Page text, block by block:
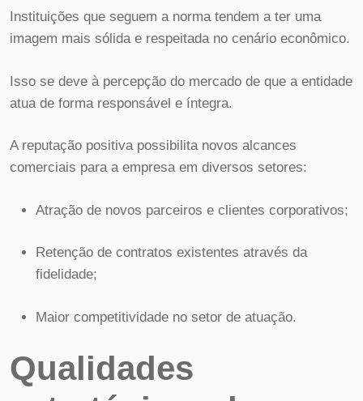
Instituições que seguem a norma tendem a ter uma
imagem mais sólida e respeitada no cenário econômico.
Isso se deve à percepção do mercado de que a entidade
atua de forma responsável e íntegra.
A reputação positiva possibilita novos alcances
comerciais para a empresa em diversos setores:
Atração de novos parceiros e clientes corporativos;
Retenção de contratos existentes através da
fidelidade;
Maior competitividade no setor de atuação.
Qualidades